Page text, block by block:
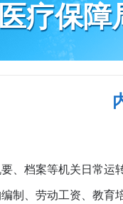
疗保障
、档案等机关日常运
制、劳动工资、教育